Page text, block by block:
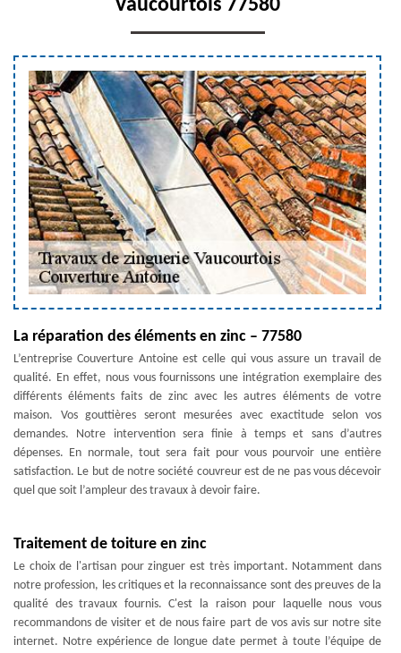
Vaucourtois 77580
La réparation des éléments en zinc – 77580
L’entreprise Couverture Antoine est celle qui vous assure un travail de
qualité. En effet, nous vous fournissons une intégration exemplaire des
différents éléments faits de zinc avec les autres éléments de votre
maison. Vos gouttières seront mesurées avec exactitude selon vos
demandes. Notre intervention sera finie à temps et sans d’autres
dépenses. En normale, tout sera fait pour vous pourvoir une entière
satisfaction. Le but de notre société couvreur est de ne pas vous décevoir
quel que soit l’ampleur des travaux à devoir faire.
Traitement de toiture en zinc
Le choix de l'artisan pour zinguer est très important. Notamment dans
notre profession, les critiques et la reconnaissance sont des preuves de la
qualité des travaux fournis. C'est la raison pour laquelle nous vous
recommandons de visiter et de nous faire part de vos avis sur notre site
internet. Notre expérience de longue date permet à toute l’équipe de